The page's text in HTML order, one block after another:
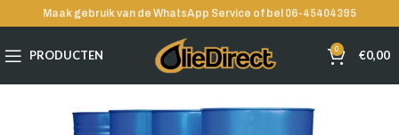
Maak gebruik van de WhatsApp Service of bel 06-45404395
PRODUCTEN 0 €0,00